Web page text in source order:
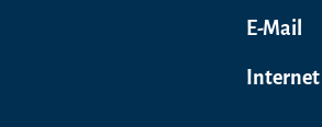
E-Mail
Internet